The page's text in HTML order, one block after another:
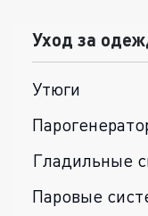
Уход за
Утюги
Гладильные
Паровые